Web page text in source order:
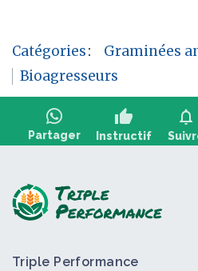
Catégories:
Graminées
Bioagresseurs
Partager
thumb_up
Instructif
notifications
Triple Performance